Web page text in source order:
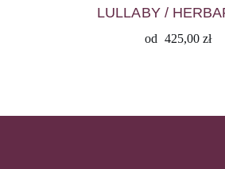
LULLABY /
od 425,00 zł